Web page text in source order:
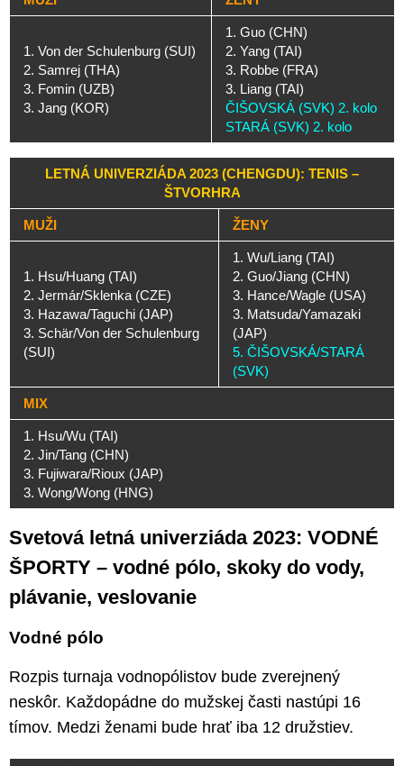
1. Von der Schulenburg (SUI)
2. Samrej (THA)
3. Fomin (UZB)
3. Jang (KOR)
1. Guo (CHN)
2. Yang (TAI)
3. Robbe (FRA)
3. Liang (TAI)
ČIŠOVSKÁ (SVK) 2. kolo
STARÁ (SVK) 2. kolo
LETNÁ UNIVERZIÁDA 2023 (CHENGDU): TENIS –
ŠTVORHRA
MUŽI ŽENY
1. Hsu/Huang (TAI)
2. Jermár/Sklenka (CZE)
3. Hazawa/Taguchi (JAP)
3. Schär/Von der Schulenburg
(SUI)
1. Wu/Liang (TAI)
2. Guo/Jiang (CHN)
3. Hance/Wagle (USA)
3. Matsuda/Yamazaki
(JAP)
5. ČIŠOVSKÁ/STARÁ
(SVK)
MIX
1. Hsu/Wu (TAI)
2. Jin/Tang (CHN)
3. Fujiwara/Rioux (JAP)
3. Wong/Wong (HNG)
Svetová letná univerziáda 2023: VODNÉ
ŠPORTY – vodné pólo, skoky do vody,
plávanie, veslovanie
Vodné pólo
Rozpis turnaja vodnopólistov bude zverejnený
neskôr. Každopádne do mužskej časti nastúpi 16
tímov. Medzi ženami bude hrať iba 12 družstiev.